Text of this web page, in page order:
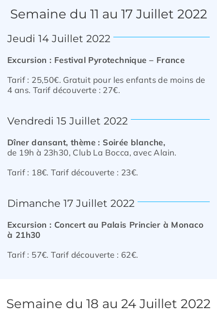
Restauration
Actualité
Avantages
Semaine du 11 au 17 Juillet 2022
Jeudi 14 Juillet 2022
Excursion : Festival Pyrotechnique – France
Tarif : 25,50€. Gratuit pour les enfants de moins de
4 ans. Tarif découverte : 27€.
Vendredi 15 Juillet 2022
Dîner dansant, thème : Soirée blanche,
de 19h à 23h30, Club La Bocca, avec Alain.
Tarif : 18€. Tarif découverte : 23€.
Dimanche 17 Juillet 2022
Excursion : Concert au Palais Princier à Monaco
à 21h30
Tarif : 57€. Tarif découverte : 62€.
Semaine du 18 au 24 Juillet 2022